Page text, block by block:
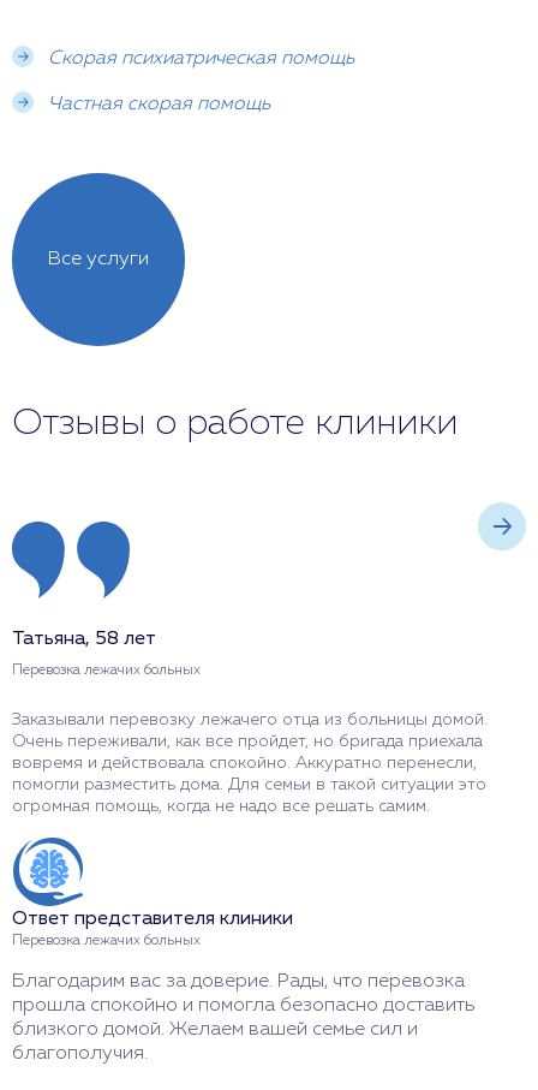
Скорая психиатрическая помощь
Частная скорая помощь
Все услуги
Отзывы о работе клиники
Татьяна, 58 лет
Перевозка лежачих больных
Заказывали перевозку лежачего отца из больницы домой.
Очень переживали, как все пройдет, но бригада приехала
вовремя и действовала спокойно. Аккуратно перенесли,
помогли разместить дома. Для семьи в такой ситуации это
огромная помощь, когда не надо все решать самим.
Ответ представителя клиники
Перевозка лежачих больных
Благодарим вас за доверие. Рады, что перевозка
прошла спокойно и помогла безопасно доставить
близкого домой. Желаем вашей семье сил и
благополучия.